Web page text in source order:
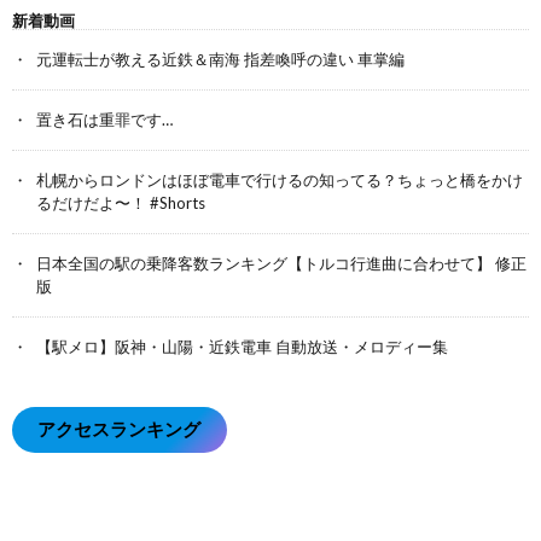
新着動画
元運転士が教える近鉄＆南海 指差喚呼の違い 車掌編
置き石は重罪です…
札幌からロンドンはほぼ電車で行けるの知ってる？ちょっと橋をかけ
るだけだよ〜！ #Shorts
日本全国の駅の乗降客数ランキング【トルコ行進曲に合わせて】 修正
版
【駅メロ】阪神・山陽・近鉄電車 自動放送・メロディー集
アクセスランキング